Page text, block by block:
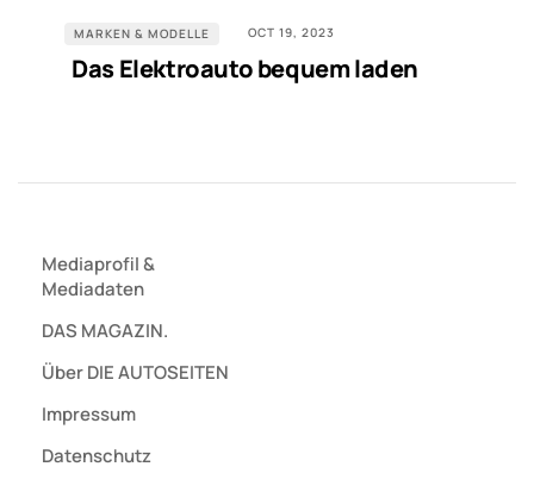
MARKEN & MODELLE OCT 19, 2023
Das Elektroauto bequem laden
Mediaprofil&
Mediadaten
DAS MAGAZIN.
Über DIE AUTOSEITEN
Impressum
Datenschutz